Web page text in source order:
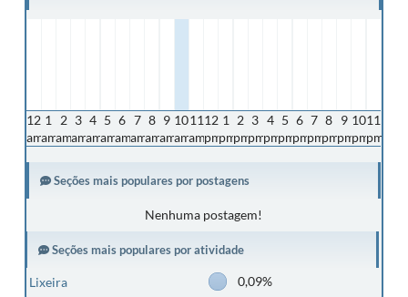
12
am
1
am
2
am
3
am
4
am
5
am
6
am
7
am
8
am
9
am
10
am
11
am
12
pm
1
pm
2
pm
3
pm
4
pm
5
pm
6
pm
7
pm
8
pm
9
pm
10
pm
11
pm
Seções mais populares por postagens
Nenhuma postagem!
Seções mais populares por atividade
Lixeira 0,09%